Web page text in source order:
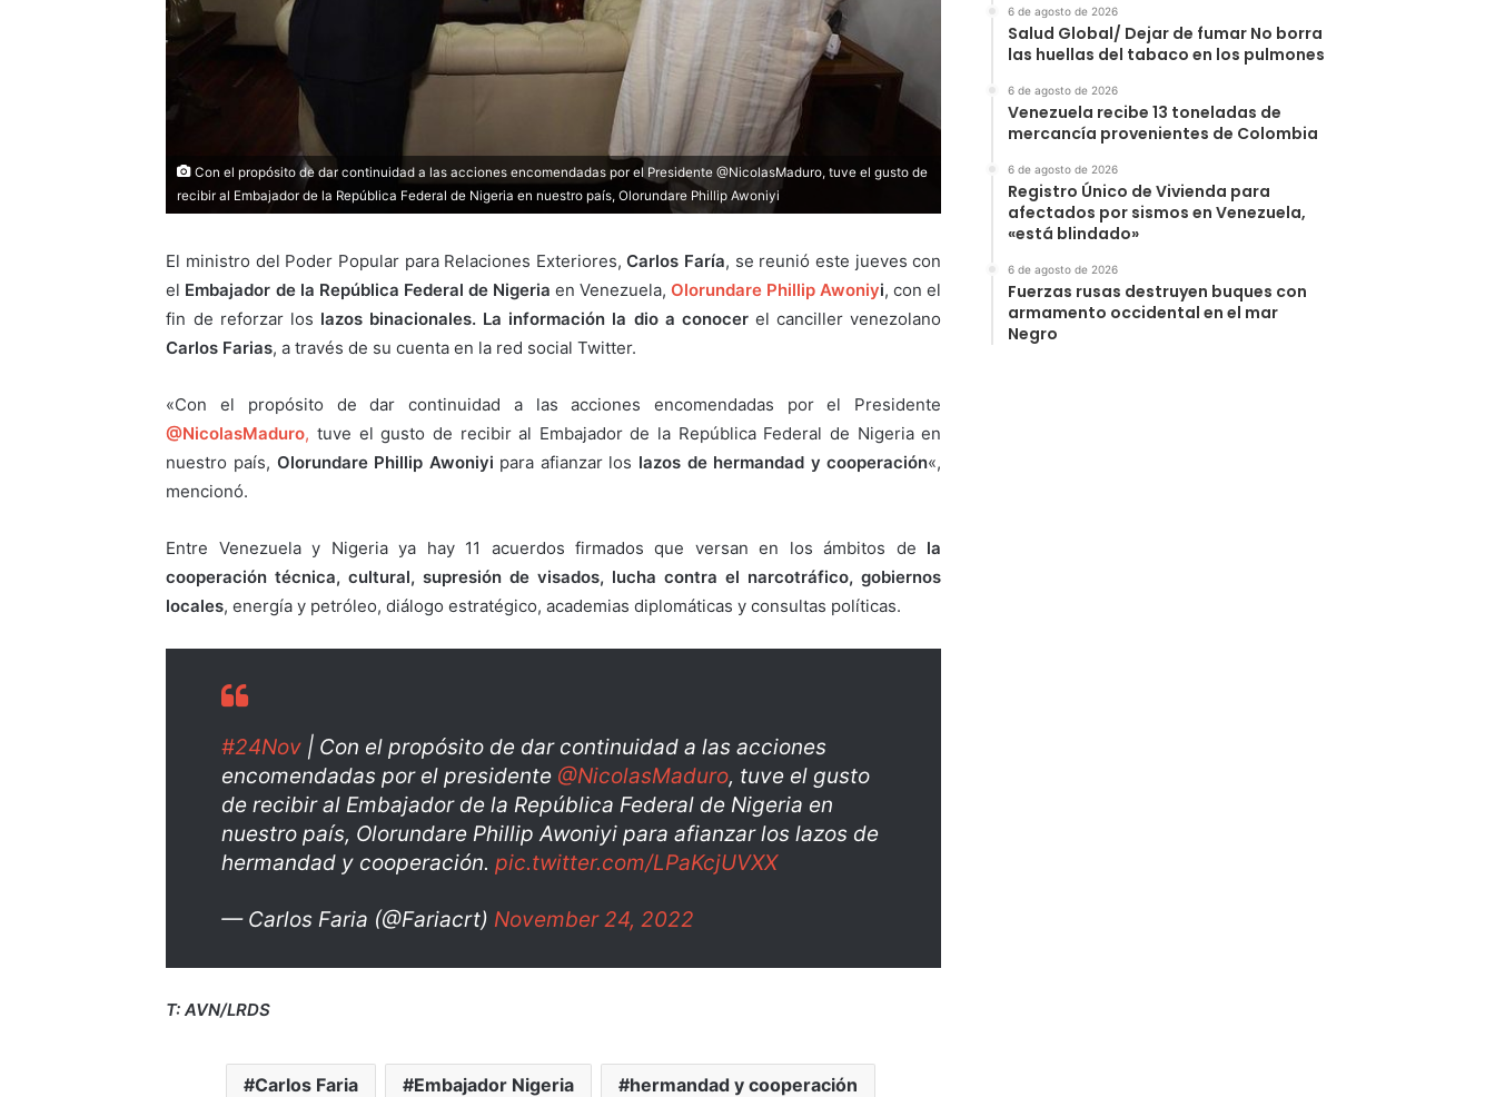
Con el propósito de dar continuidad a las acciones encomendadas por el Presidente @NicolasMaduro, tuve el gusto de
recibir al Embajador de la República Federal de Nigeria en nuestro país, Olorundare Phillip Awoniyi
El ministro del Poder Popular para Relaciones Exteriores,Carlos Faría, se reunió este jueves con
el Embajador de la República Federal de Nigeria en Venezuela, Olorundare Phillip Awoniyi, con el
fin de reforzar los lazos binacionales. La información la dio a conocerel canciller venezolano
Carlos Farias, a través de su cuenta en la red social Twitter.
«Con el propósito de dar continuidad a las acciones encomendadas por el Presidente
@NicolasMaduro, tuve el gusto de recibir al Embajador de la República Federal de Nigeria en
nuestro país, Olorundare Phillip Awoniyi para afianzar los lazos de hermandad y cooperación«,
mencionó.
Entre Venezuela y Nigeria ya hay 11 acuerdos firmados que versan en los ámbitos de la
cooperación técnica, cultural, supresión de visados, lucha contra el narcotráfico, gobiernos
locales, energía y petróleo, diálogo estratégico, academias diplomáticas y consultas políticas.
#24Nov | Con el propósito de dar continuidad a las acciones
encomendadas por el presidente @NicolasMaduro, tuve el gusto
de recibir al Embajador de la República Federal de Nigeria en
nuestro país, Olorundare Phillip Awoniyi para afianzar los lazos de
hermandad y cooperación.pic.twitter.com/LPaKcjUVXX
— Carlos Faria (@Fariacrt) November 24, 2022
T: AVN/LRDS
Carlos Faria Embajador Nigeria hermandad y cooperación
6 de agosto de 2026
Salud Global/ Dejar de fumar No borra
las huellas del tabaco en los pulmones
6 de agosto de 2026
Venezuela recibe 13 toneladas de
mercancía provenientes de Colombia
6 de agosto de 2026
Registro Único de Vivienda para
afectados por sismos en Venezuela,
«está blindado»
6 de agosto de 2026
Fuerzas rusas destruyen buques con
armamento occidental en el mar
Negro